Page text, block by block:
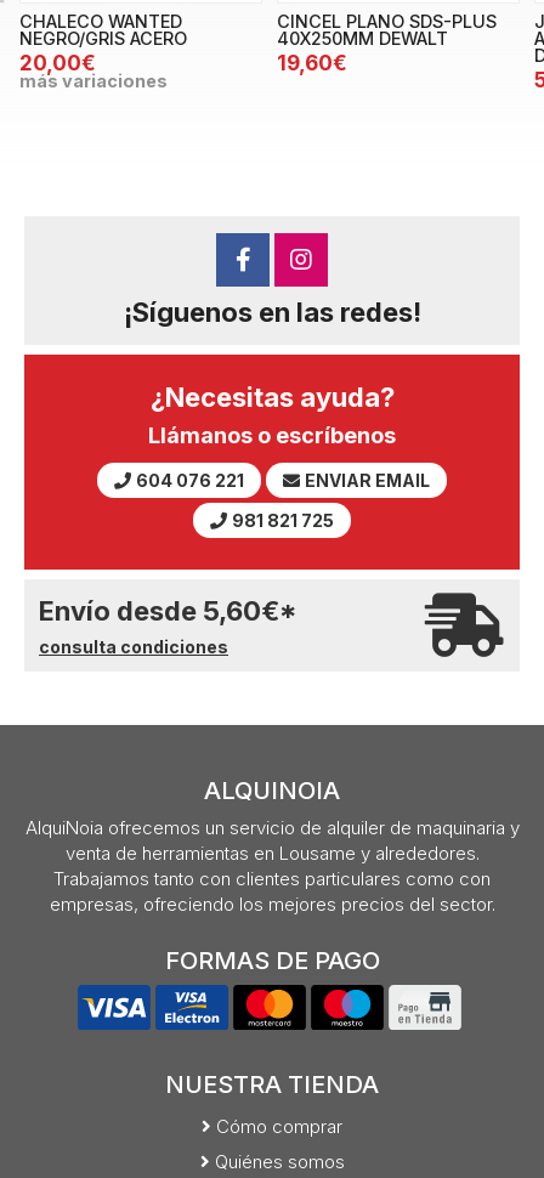
CHALECO WANTED
NEGRO/GRIS ACERO
20,00€
más variaciones
CINCEL PLANO SDS-PLUS
40X250MM DEWALT
19,60€
¡Síguenos en las redes!
¿Necesitas ayuda?
Llámanos o escríbenos
604 076 221
ENVIAR EMAIL
981 821 725
Envío desde 5,60€*
consulta condiciones
ALQUINOIA
AlquiNoia ofrecemos un servicio de alquiler de maquinaria y
venta de herramientas en Lousame y alrededores.
Trabajamos tanto con clientes particulares como con
empresas, ofreciendo los mejores precios del sector.
FORMAS DE PAGO
NUESTRA TIENDA
Cómo comprar
Quiénes somos